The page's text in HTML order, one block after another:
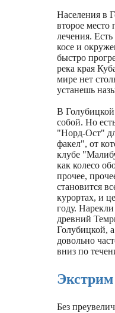
Населения в
второе
лечения.
косе и
быстро
река края
мире нет
устанешь
В Голубицкой
собой. Но
"Норд-Ост"
факел", от
клубе
как колесо
прочее,
становится
курортах, и
году.
древний
Голубицкой,
довольно
вниз по
Без